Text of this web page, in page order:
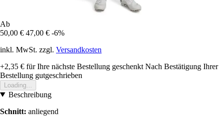
Ab
50,00 € 47,00 € -6%
inkl. MwSt. zzgl. Versandkosten
+2,35 € für Ihre nächste Bestellung geschenkt Nach Bestätigung Ihrer
Bestellung gutgeschrieben
Loading...
Beschreibung
Schnitt: anliegend